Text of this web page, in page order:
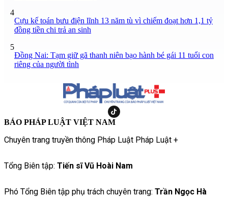
4
Cựu kế toán bưu điện lĩnh 13 năm tù vì chiếm đoạt hơn 1,1 tỷ
đồng tiền chi trả an sinh
5
Đồng Nai: Tạm giữ gã thanh niên bạo hành bé gái 11 tuổi con
riêng của người tình
BÁO PHÁP LUẬT VIỆT NAM
Chuyên trang truyền thông Pháp Luật Pháp Luật +
Tổng Biên tập: Tiến sĩ Vũ Hoài Nam
Phó Tổng Biên tập phụ trách chuyên trang: Trần Ngọc Hà